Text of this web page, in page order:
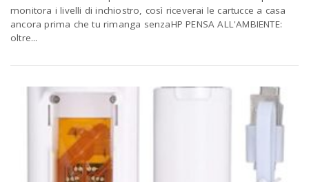
monitora i livelli di inchiostro, così riceverai le cartucce a casa
ancora prima che tu rimanga senzaHP PENSA ALL'AMBIENTE:
oltre...